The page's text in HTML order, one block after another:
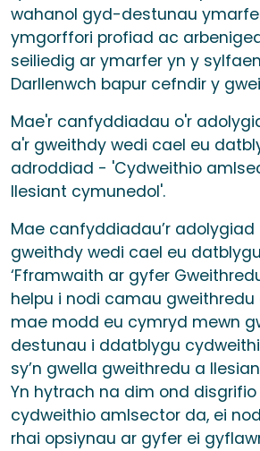
wahanol gyd-destunau
ymgorffori profiad ac
seiliedig ar ymarfer yn y
Darllenwch bapur cefndir y
Mae'r canfyddiadau o'r
a'r gweithdy wedi cael eu
adroddiad - 'Cydweithio
llesiant cymunedol'.
Mae canfyddiadau’r adolygiad
gweithdy wedi cael eu
‘Fframwaith ar gyfer
helpu i nodi camau gweithredu
mae modd eu cymryd mewn
destunau i ddatblygu
sy’n gwella gweithredu a
Yn hytrach na dim ond
cydweithio amlsector da, ei
rhai opsiynau ar gyfer ei